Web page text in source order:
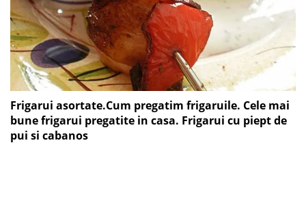
Frigarui asortate.Cum pregatim frigaruile. Cele mai
bune frigarui pregatite in casa. Frigarui cu piept de
pui si cabanos